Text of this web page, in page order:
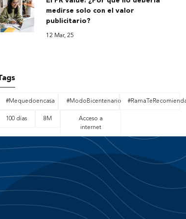
medirse solo con el valor
publicitario?
12 Mar, 25
#Mequedoencasa #ModoBicentenario
100 días 8M
Acceso a
internet